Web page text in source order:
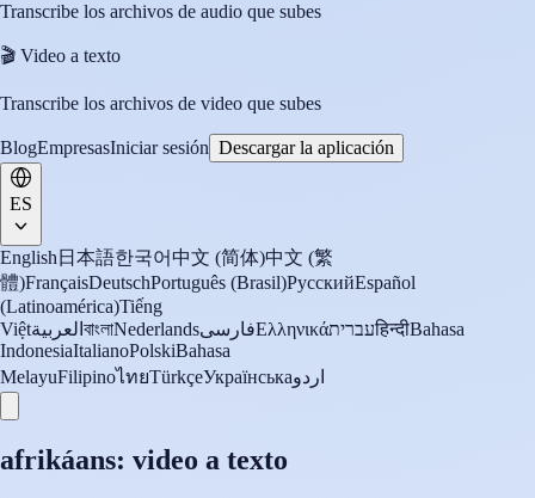
Transcribe los archivos de audio que subes
🎬 Video a texto
Transcribe los archivos de video que subes
BlogEmpresasIniciar sesión Descargar la aplicación
ES
English 日本語한국어中文 (简体)中文 (繁
體)FrançaisDeutschPortuguês (Brasil)РусскийEspañol
(Latinoamérica)Tiếng
Việtالعربية বাংলাNederlandsفارسیΕλληνικάעבריתहिन्दीBahasa
IndonesiaItalianoPolskiBahasa
MelayuFilipinoไทยTürkçeУкраїнськаاردو
afrikáans: video a texto